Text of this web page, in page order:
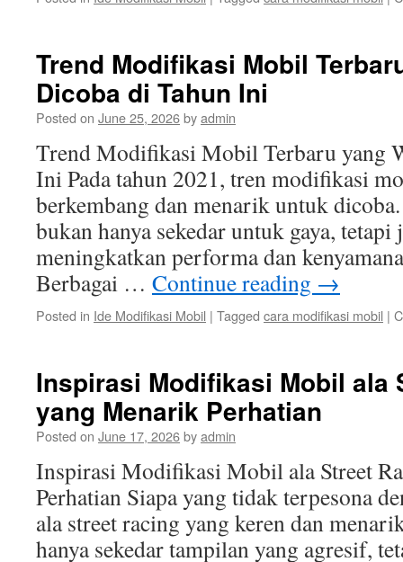
Trend Modifikasi Mobil
Dicoba di Tahun Ini
Posted on June 25, 2026byadmin
Trend Modifikasi Mobil Terbaru yang
Ini Pada tahun 2021, tren modifikasi
berkembang dan menarik untuk
bukan hanya sekedar untuk gaya, tetapi
meningkatkan performa dan
Berbagai … Continue reading →
Posted in Ide Modifikasi Mobil | Tagged cara modifikasi mobil |
Inspirasi Modifikasi Mobil ala
yang Menarik Perhatian
Posted on June 17, 2026byadmin
Inspirasi Modifikasi Mobil ala Street
Perhatian Siapa yang tidak terpesona
ala street racing yang keren dan
hanya sekedar tampilan yang agresif,